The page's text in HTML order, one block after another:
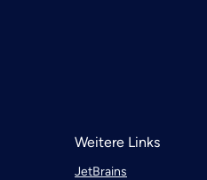
Weitere Links
JetBrains